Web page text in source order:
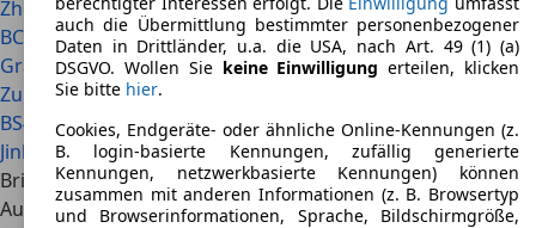
Zhonghua
BC3
Granse
Zunchi
BS4
Jinbei
Brilliance steht für Chinas schweren Einstieg in die
Automobilbranche
auch die Übermittlung bestimmter personenbezogener
Daten in Drittländer, u.a. die USA, nach Art. 49 (1) (a)
DSGVO. Wollen Sie keine Einwilligung erteilen, klicken
Sie bitte hier.
Cookies, Endgeräte- oder ähnliche Online-Kennungen (z.
B. login-basierte Kennungen, zufällig generierte
Kennungen, netzwerkbasierte Kennungen) können
zusammen mit anderen Informationen (z. B. Browsertyp
und Browserinformationen, Sprache, Bildschirmgröße,